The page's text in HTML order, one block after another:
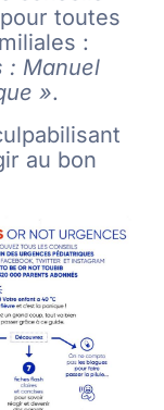
toutes
:
: Manuel
».
au bon